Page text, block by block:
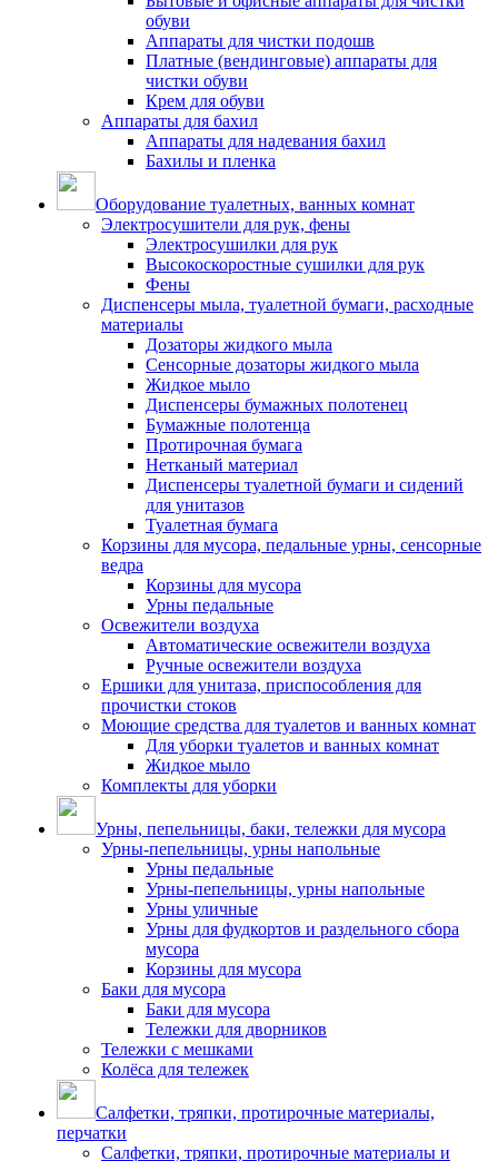
обуви
Аппараты для чистки подошв
Платные (вендинговые) аппараты для
чистки обуви
Крем для обуви
Аппараты для бахил
Аппараты для надевания бахил
Бахилы и пленка
Оборудование туалетных, ванных комнат
Электросушители для рук, фены
Электросушилки для рук
Высокоскоростные сушилки для рук
Фены
Диспенсеры мыла, туалетной бумаги, расходные
материалы
Дозаторы жидкого мыла
Сенсорные дозаторы жидкого мыла
Жидкое мыло
Диспенсеры бумажных полотенец
Бумажные полотенца
Протирочная бумага
Нетканый материал
Диспенсеры туалетной бумаги и сидений
для унитазов
Туалетная бумага
Корзины для мусора, педальные урны, сенсорные
ведра
Корзины для мусора
Урны педальные
Освежители воздуха
Автоматические освежители воздуха
Ручные освежители воздуха
Ершики для унитаза, приспособления для
прочистки стоков
Моющие средства для туалетов и ванных комнат
Для уборки туалетов и ванных комнат
Жидкое мыло
Комплекты для уборки
Урны, пепельницы, баки, тележки для мусора
Урны-пепельницы, урны напольные
Урны педальные
Урны-пепельницы, урны напольные
Урны уличные
Урны для фудкортов и раздельного сбора
мусора
Корзины для мусора
Баки для мусора
Баки для мусора
Тележки для дворников
Тележки с мешками
Колёса для тележек
Салфетки, тряпки, протирочные материалы,
перчатки
Салфетки, тряпки, протирочные материалы и